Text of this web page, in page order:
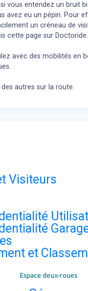
vous entendez un bruit
avez eu un pépin. Pour
un créneau de
cette page sur Doctoride.
avec des mobilités en
autres sur la route.
Visiteurs
et
Espace deux-roues